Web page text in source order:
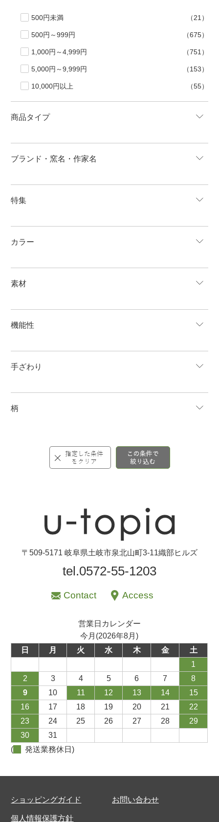
500円未満 （21）
500円～999円 （675）
1,000円～4,999円 （751）
5,000円～9,999円 （153）
10,000円以上 （55）
商品タイプ
ブランド・窯名・作家名
特集
カラー
素材
機能性
手ざわり
柄
〒509-5171 岐阜県土岐市泉北山町3-11織部ヒルズ
tel.0572-55-1203
Contact Access
営業日カレンダー
今月(2026年8月)
日
月 火 水 木 金
土
1
2
3 4 5 6 7
8
9
10 11 12 13 14
15
16
17 18 19 20 21
22
23
24 25 26 27 28
29
30
31
(
発送業務休日)
ショッピングガイド お問い合わせ
個人情報保護方針